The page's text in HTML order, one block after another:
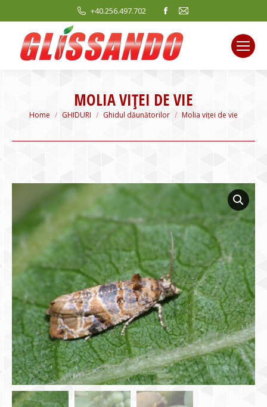
+40.256.497.702
Facebook
opens
in
new
Mail
new
MOLIA VIŢEI DE VIE
You are here:
Home GHIDURI Ghidul dăunătorilor Molia viţei de vie